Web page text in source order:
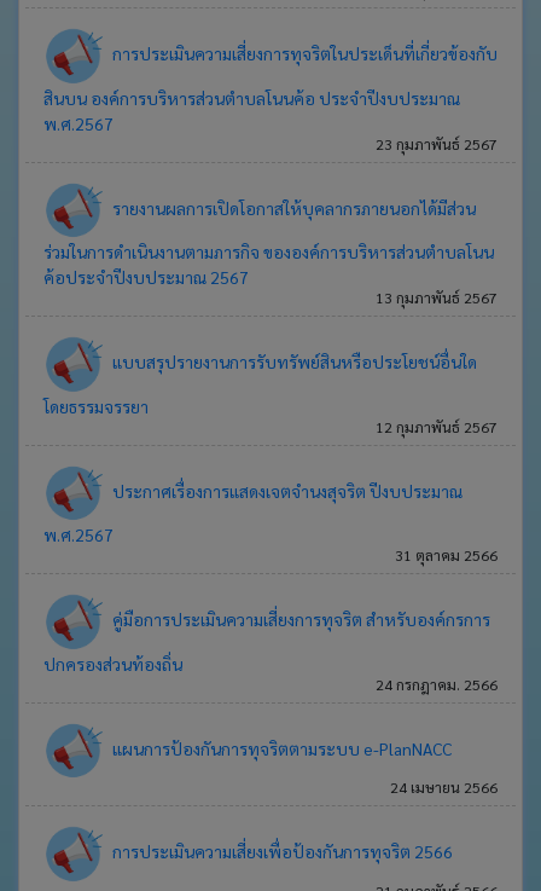
การประเมินความเสี่ยงการทุจริตในประเด็นที่เกี่ยวข้องกับ
สินบน องค์การบริหารส่วนตำบลโนนค้อ ประจำปีงบประมาณ
พ.ศ.2567
23 กุมภาพันธ์ 2567
รายงานผลการเปิดโอกาสให้บุคลากรภายนอกได้มีส่วน
ร่วมในการดำเนินงานตามภารกิจ ขององค์การบริหารส่วนตำบลโนน
ค้อประจำปีงบประมาณ 2567
13 กุมภาพันธ์ 2567
แบบสรุปรายงานการรับทรัพย์สินหรือประโยชน์อื่นใด
โดยธรรมจรรยา
12 กุมภาพันธ์ 2567
ประกาศเรื่องการแสดงเจตจำนงสุจริต ปีงบประมาณ
พ.ศ.2567
31 ตุลาคม 2566
คู่มือการประเมินความเสี่ยงการทุจริต สำหรับองค์กรการ
ปกครองส่วนท้องถิ่น
24 กรกฎาคม. 2566
แผนการป้องกันการทุจริตตามระบบ e-PlanNACC
24 เมษายน 2566
การประเมินความเสี่ยงเพื่อป้องกันการทุจริต 2566